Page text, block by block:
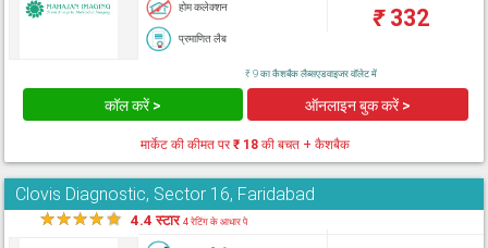
होम कलेक्शन
प्रमाणित लैब
₹332
₹ 9 का कैशबैक लैब्सएडवाइजर वॉलेट में
कॉल करें > ऑनलाइन बुक करें >
मार्केट की कीमत पर₹ 18 की बचत + कैशबैक
Clovis Diagnostic, Sector 16, Faridabad
★★★★★ 4.4 स्टार4 रेटिंग के आधार पे